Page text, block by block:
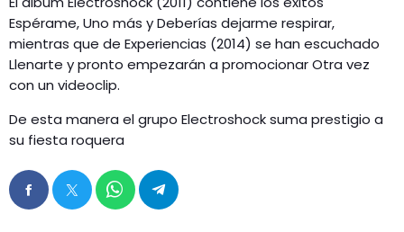
Espérame, Uno más y Deberías dejarme respirar,
mientras que de Experiencias (2014) se han escuchado
Llenarte y pronto empezarán a promocionar Otra vez
con un videoclip.
De esta manera el grupo Electroshock suma prestigio a
su fiesta roquera